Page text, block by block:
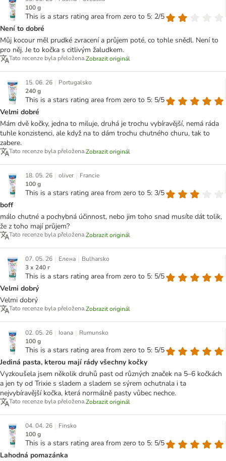
100 g
This is a stars rating area from zero to 5: 2/5
Není to dobré
Můj kocour měl prudké zvracení a průjem poté, co tohle snědl. Není to
pro něj. Je to kočka s citlivým žaludkem.
Tato recenze byla přeložena.Zobrazit originál
15. 06. 26 | Portugalsko
240 g
This is a stars rating area from zero to 5: 5/5
Velmi dobré
Mám dvě kočky, jedna to miluje, druhá je trochu vybíravější, nemá ráda
tuhle konzistenci, ale když na to dám trochu chutného churu, tak to
zabere.
Tato recenze byla přeložena.Zobrazit originál
18. 05. 26 | oliver | Francie
100 g
This is a stars rating area from zero to 5: 3/5
boff
málo chutné a pochybná účinnost, nebo jim toho snad musíte dát tolik,
že z toho mají průjem?
Tato recenze byla přeložena.Zobrazit originál
07. 05. 26 | Елена | Bulharsko
3 x 240 г
This is a stars rating area from zero to 5: 5/5
Velmi dobrý
Velmi dobrý
Tato recenze byla přeložena.Zobrazit originál
02. 05. 26 | Ioana | Rumunsko
100 g
This is a stars rating area from zero to 5: 5/5
Jediná pasta, kterou mají rády všechny kočky
Vyzkoušela jsem několik druhů past od různých značek na 5–6 kočkách
a jen ty od Trixie s sladem a sladem se sýrem ochutnala i ta
nejvybíravější kočka, která normálně pasty vůbec nechce.
Tato recenze byla přeložena.Zobrazit originál
04. 04. 26 | Finsko
100 g
This is a stars rating area from zero to 5: 5/5
Lahodná pomazánka